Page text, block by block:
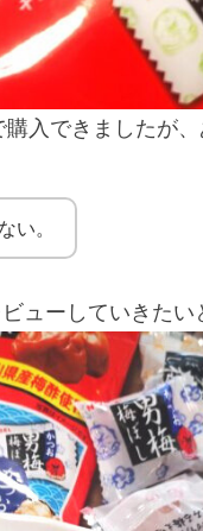
入できましたが
い。
ューしていきたい